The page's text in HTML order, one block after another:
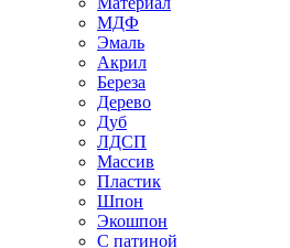
МДФ
Эмаль
Акрил
Береза
Дерево
Дуб
ЛДСП
Массив
Пластик
Шпон
Экошпон
С патиной